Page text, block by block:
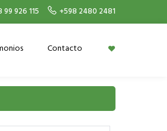
99 926 115 +598 2480 2481
Contacto